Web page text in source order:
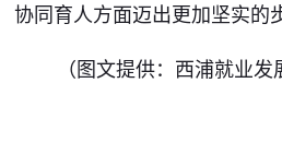
协同育人方面迈出更加坚实的
（图文提供：西浦就业发